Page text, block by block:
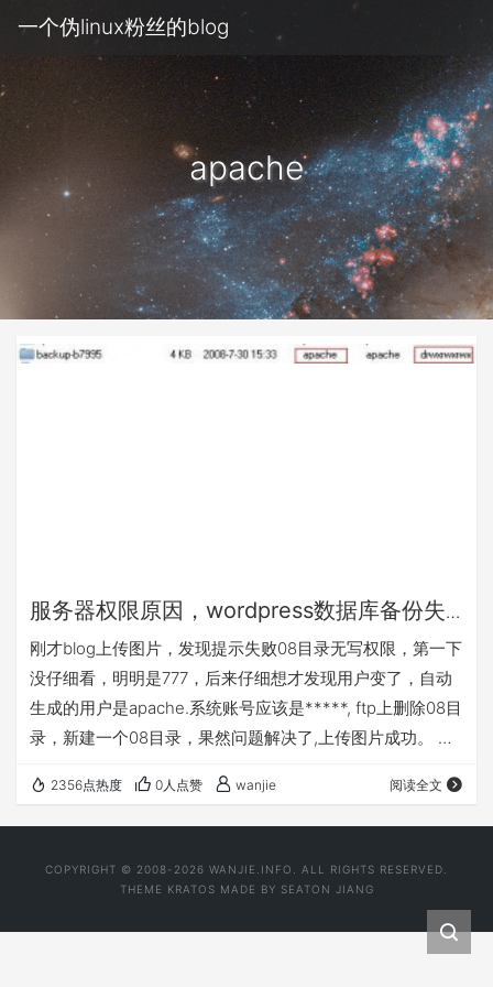
一个伪linux粉丝的blog
apache
服务器权限原因，wordpress数据库备份失
败问题解决
刚才blog上传图片，发现提示失败08目录无写权限，第一下
没仔细看，明明是777，后来仔细想才发现用户变了，自动
生成的用户是apache.系统账号应该是*****, ftp上删除08目
录，新建一个08目录，果然问题解决了,上传图片成功。 之
除自动生成的backup-b7995目录，手动建立目录。备份成
功。 部分虚拟空间上有这个问题，以前一直没碰到过权限问
2356点热度 0人点赞 wanjie 阅读全文
COPYRIGHT © 2008-2026 WANJIE.INFO. ALL RIGHTS RESERVED.
THEME KRATOS MADE BY SEATON JIANG